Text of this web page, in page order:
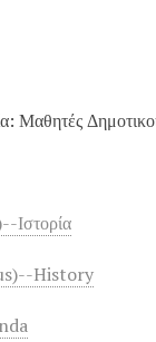
Μαθητές
Ιστορία
History